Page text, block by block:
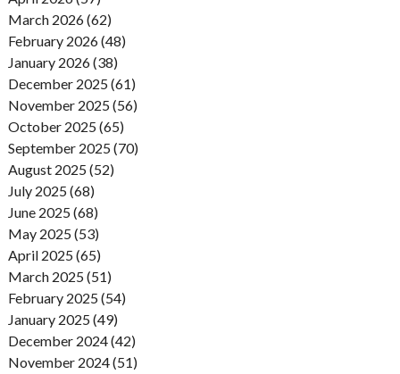
March 2026 (62)
February 2026 (48)
January 2026 (38)
December 2025 (61)
November 2025 (56)
October 2025 (65)
September 2025 (70)
August 2025 (52)
July 2025 (68)
June 2025 (68)
May 2025 (53)
April 2025 (65)
March 2025 (51)
February 2025 (54)
January 2025 (49)
December 2024 (42)
November 2024 (51)